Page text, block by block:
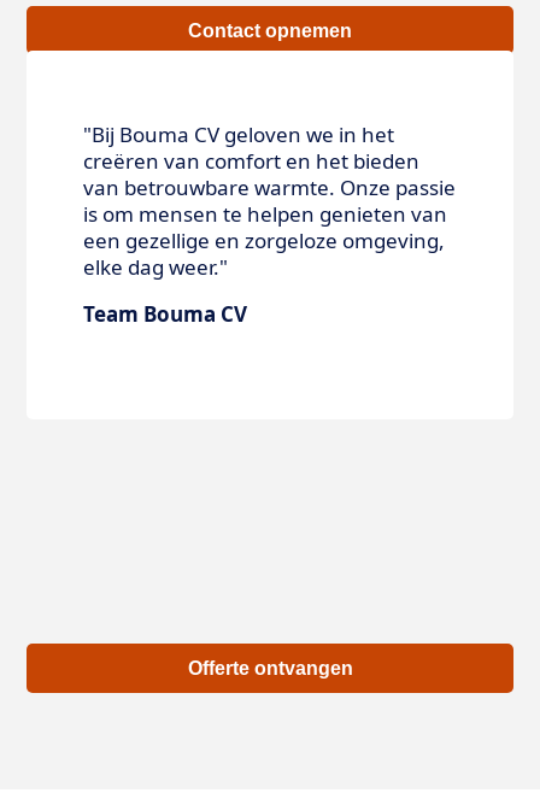
Contact opnemen
"Bij Bouma CV geloven we in het
creëren van comfort en het bieden
van betrouwbare warmte. Onze passie
is om mensen te helpen genieten van
een gezellige en zorgeloze omgeving,
elke dag weer."
Team Bouma CV
Offerte ontvangen